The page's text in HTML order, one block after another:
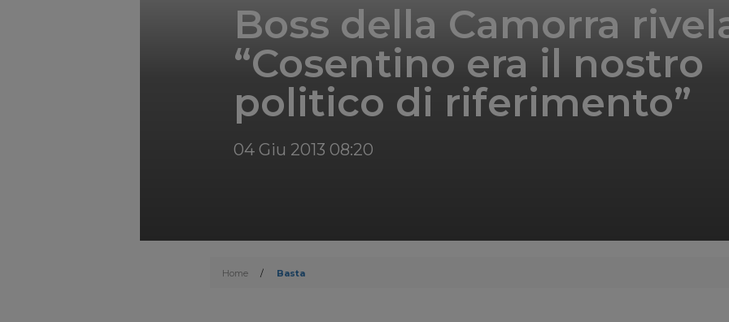
Boss della Camorra
“Cosentino era il nostro
politico di riferimento”
04 Giu 2013 08:20
Home / Basta